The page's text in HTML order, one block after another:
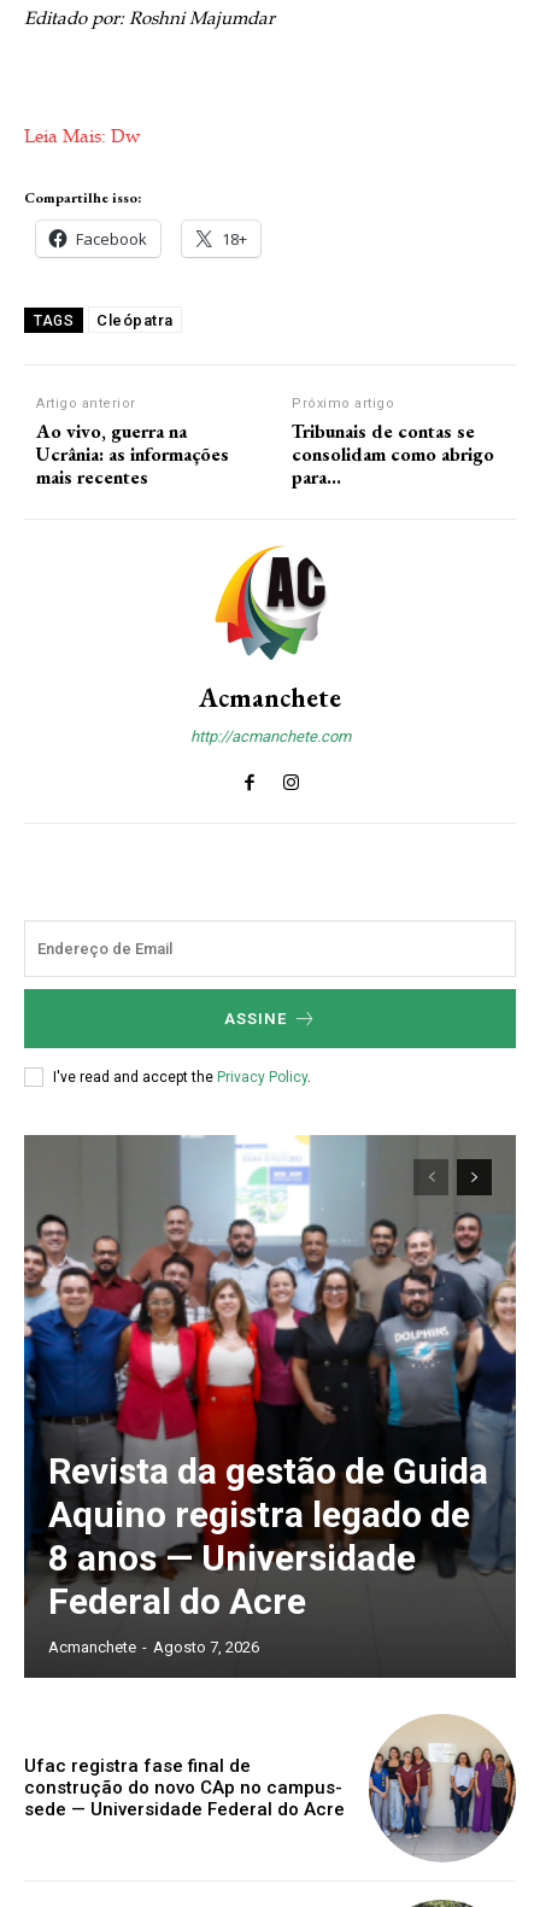
Editado por: Roshni Majumdar
Leia Mais: Dw
Compartilhe isso:
Facebook 18+
TAGS Cleópatra
Artigo anterior
Ao vivo, guerra na
Ucrânia: as informações
mais recentes
Próximo artigo
Tribunais de contas se
consolidam como abrigo
para…
Acmanchete
http://acmanchete.com
ASSINE
I've read and accept the Privacy Policy.
Revista da gestão de Guida
Aquino registra legado de
8 anos — Universidade
Federal do Acre
Acmanchete - Agosto 7, 2026
Ufac registra fase final de
construção do novo CAp no campus-
sede — Universidade Federal do Acre